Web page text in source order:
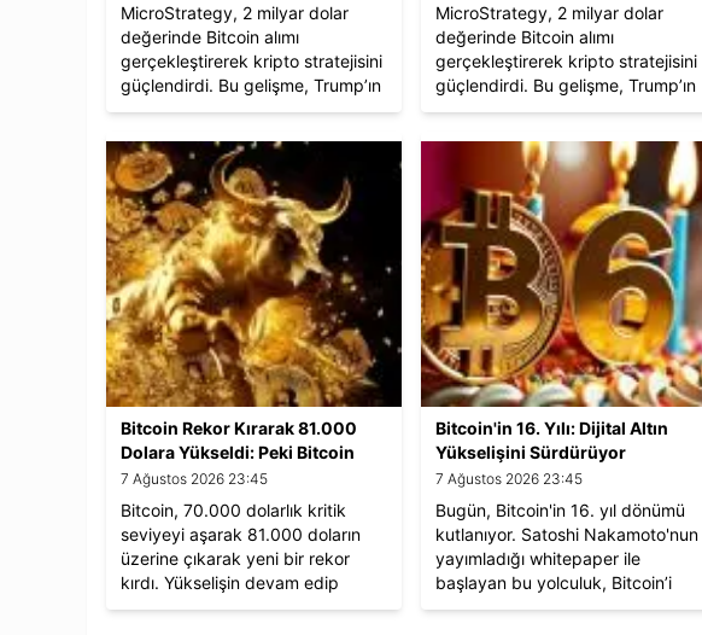
MicroStrategy, 2 milyar dolar
değerinde Bitcoin alımı
gerçekleştirerek kripto stratejisini
güçlendirdi. Bu gelişme, Trump’ın
başkanlığı ile birlikte Bitcoin’in
madencilik şirketlerinin
yükselişine katkı sağladı.
Piyasada düzenleyici değişiklikler
beklentisi sürüyor.
MicroStrategy, 2 milyar dolar
değerinde Bitcoin alımı
gerçekleştirerek kripto stratejisini
güçlendirdi. Bu gelişme, Trump’ın
başkanlığı ile birlikte Bitcoin’in
madencilik şirketlerinin
yükselişine katkı sağladı.
Piyasada düzenleyici değişiklikler
beklentisi sürüyor.
Bitcoin Rekor Kırarak 81.000
Dolara Yükseldi: Peki Bitcoin
Nasıl Kazanılır?
7 Ağustos 2026 23:45
Bitcoin, 70.000 dolarlık kritik
seviyeyi aşarak 81.000 doların
üzerine çıkarak yeni bir rekor
kırdı. Yükselişin devam edip
etmeyeceği merak edilirken,
Bitcoin'in 16. Yılı: Dijital Altın
Yükselişini Sürdürüyor
7 Ağustos 2026 23:45
Bugün, Bitcoin'in 16. yıl dönümü
kutlanıyor. Satoshi Nakamoto'nun
yayımladığı whitepaper ile
başlayan bu yolculuk, Bitcoin’i
dijital altın olarak kabul ettirerek